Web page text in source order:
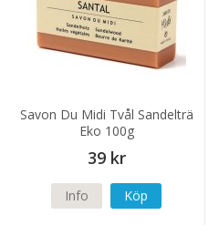
Savon Du Midi Tvål Sandelträ
Eko 100g
39 kr
Info Köp